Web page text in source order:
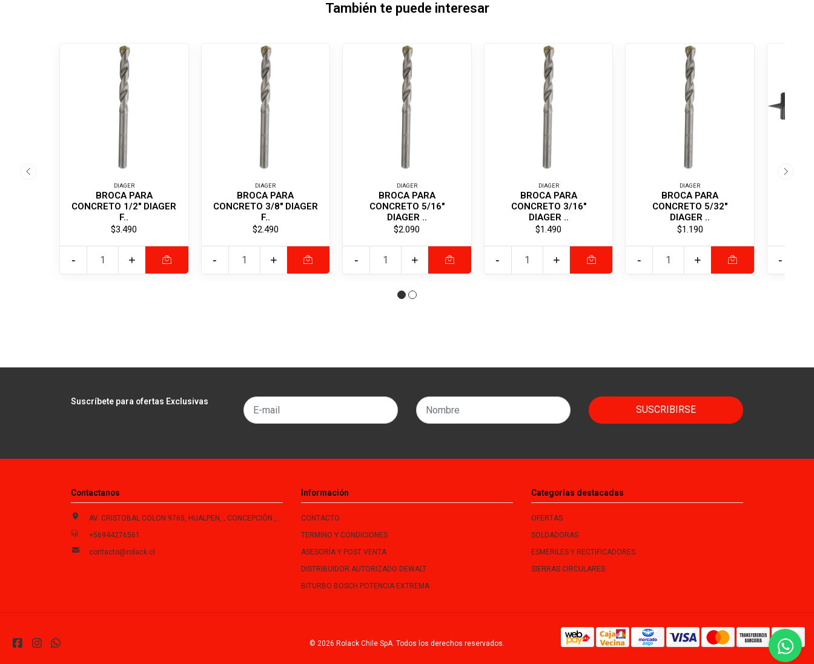
También te puede interesar
DIAGER
BROCA PARA
CONCRETO 1/2" DIAGER
F..
$3.490
+
-
DIAGER
BROCA PARA
CONCRETO 3/8" DIAGER
F..
$2.490
+
-
DIAGER
BROCA PARA
CONCRETO 5/16"
DIAGER ..
$2.090
+
-
DIAGER
BROCA PARA
CONCRETO 3/16"
DIAGER ..
$1.490
+
-
DIAGER
BROCA PARA
CONCRETO 5/32"
DIAGER ..
$1.190
+
- -
Suscríbete para ofertas Exclusivas
SUSCRIBIRSE
Contactanos
AV. CRISTOBAL COLON 9765, HUALPEN, , CONCEPCIÓN , Biobío, Chile
+56944276561
contacto@rolack.cl
Información
CONTACTO
TERMINO Y CONDICIONES
ASESORÍA Y POST VENTA
DISTRIBUIDOR AUTORIZADO DEWALT
BITURBO BOSCH POTENCIA EXTREMA
Categorías destacadas
OFERTAS
SOLDADORAS
ESMERILES Y RECTIFICADORES
SIERRAS CIRCULARES
© 2026 Rolack Chile SpA. Todos los derechos reservados.